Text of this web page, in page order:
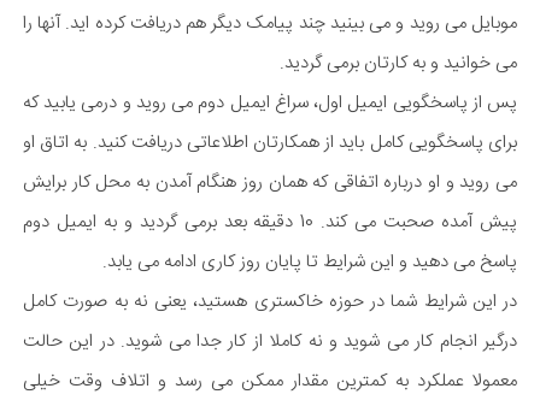
موبایل می روید و می بینید چند پیامک دیگر هم دریافت کرده اید. آنها را
می خوانید و به کارتان برمی گردید.
پس از پاسخگویی ایمیل اول، سراغ ایمیل دوم می روید و درمی یابید که
برای پاسخگویی کامل باید از همکارتان اطلاعاتی دریافت کنید. به اتاق او
می روید و او درباره اتفاقی که همان روز هنگام آمدن به محل کار برایش
پیش آمده صحبت می کند. 10 دقیقه بعد برمی گردید و به ایمیل دوم
پاسخ می دهید و این شرایط تا پایان روز کاری ادامه می یابد.
در این شرایط شما در حوزه خاکستری هستید، یعنی نه به صورت کامل
درگیر انجام کار می شوید و نه کاملا از کار جدا می شوید. در این حالت
معمولا عملکرد به کمترین مقدار ممکن می رسد و اتلاف وقت خیلی